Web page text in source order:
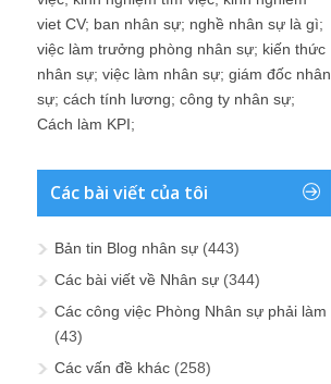
viet CV; ban nhân sự; nghề nhân sự là gì;
việc làm trưởng phòng nhân sự; kiến thức
nhân sự; việc làm nhân sự; giám đốc nhân
sự; cách tính lương; công ty nhân sự;
Cách làm KPI;
Các bài viết của tôi
Bản tin Blog nhân sự (443)
Các bài viết về Nhân sự (344)
Các công việc Phòng Nhân sự phải làm
(43)
Các vấn đề khác (258)